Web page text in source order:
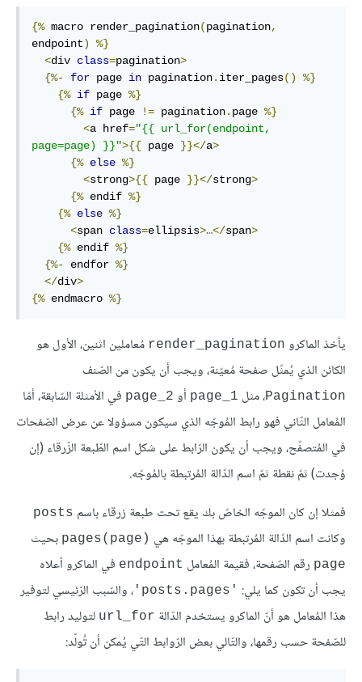
{% macro render_pagination(pagination,
endpoint)
%}
<div class=pagination>
{%-
for page in pagination. iter_pages()
%}
{% if page %}
{% if page != pagination. page %}
<a href="{{ url_for(endpoint,
page=page) }}">{{ page }}</a>
{% else %}
<strong>{{ page }}</strong>
{% endif %}
{% else %}
<span class=ellipsis>…</span>
{% endif %}
{%- endfor %}
</div>
{% endmacro %}
يأخذ الماكرو render_pagination مُعاملين اثنين، الأول هو
الكائن الذي يُمثّل صفحة مُعيّنة، ويجب أن يكون من الصّنف
Pagination، مثل page_1 أو page_2 في الأمثلة السّابقة، أمّا
المُعامل الثّاني فهو رابط المُوجّه الذي سيكون مسؤولا عن عرض الصّفحات
في المُتصفّح، ويجب أن يكون الرّابط على شكل اسم الطّبعة الزّرقاء (إن
وُجدت) ثمّ نقطة ثمّ اسم الدّالة المُرتبطة بالمُوجّه.
فمثلا إن كان الموجّه الخاصّ بك يقع تحت طبعة زرقاء باسم posts
وكانت اسم الدّالة المُرتبطة بهذا الموجّه هي (pages(page بحيث
page رقم الصّفحة، فقيمة المُعامل endpoint في الماكرو أعلاه
يجب أن تكون كما يلي: 'posts.pages'
، والسّبب الرّئيسي لتوفير
هذا المُعامل هو أنّ الماكرو يستخدم الدّالة url_for لتوليد رابط
للصّفحة حسب رقمها، والتّالي بعض الرّوابط التّي يُمكن أن تُولّد: